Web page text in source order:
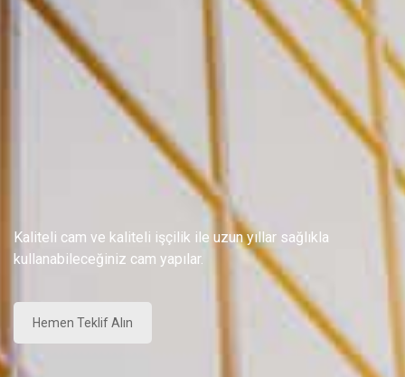
Kaliteli cam ve kaliteli işçilik ile uzun yıllar sağlıkla
kullanabileceğiniz cam yapılar.
Hemen Teklif Alın